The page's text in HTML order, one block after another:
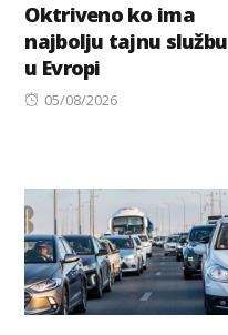
Oktriveno ko ima
najbolju tajnu službu
u Evropi
Posted
05/08/2026